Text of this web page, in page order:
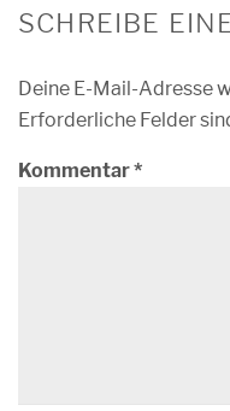
SCHREIBE
Deine E-Mail-Adresse
Erforderliche Felder
Kommentar*